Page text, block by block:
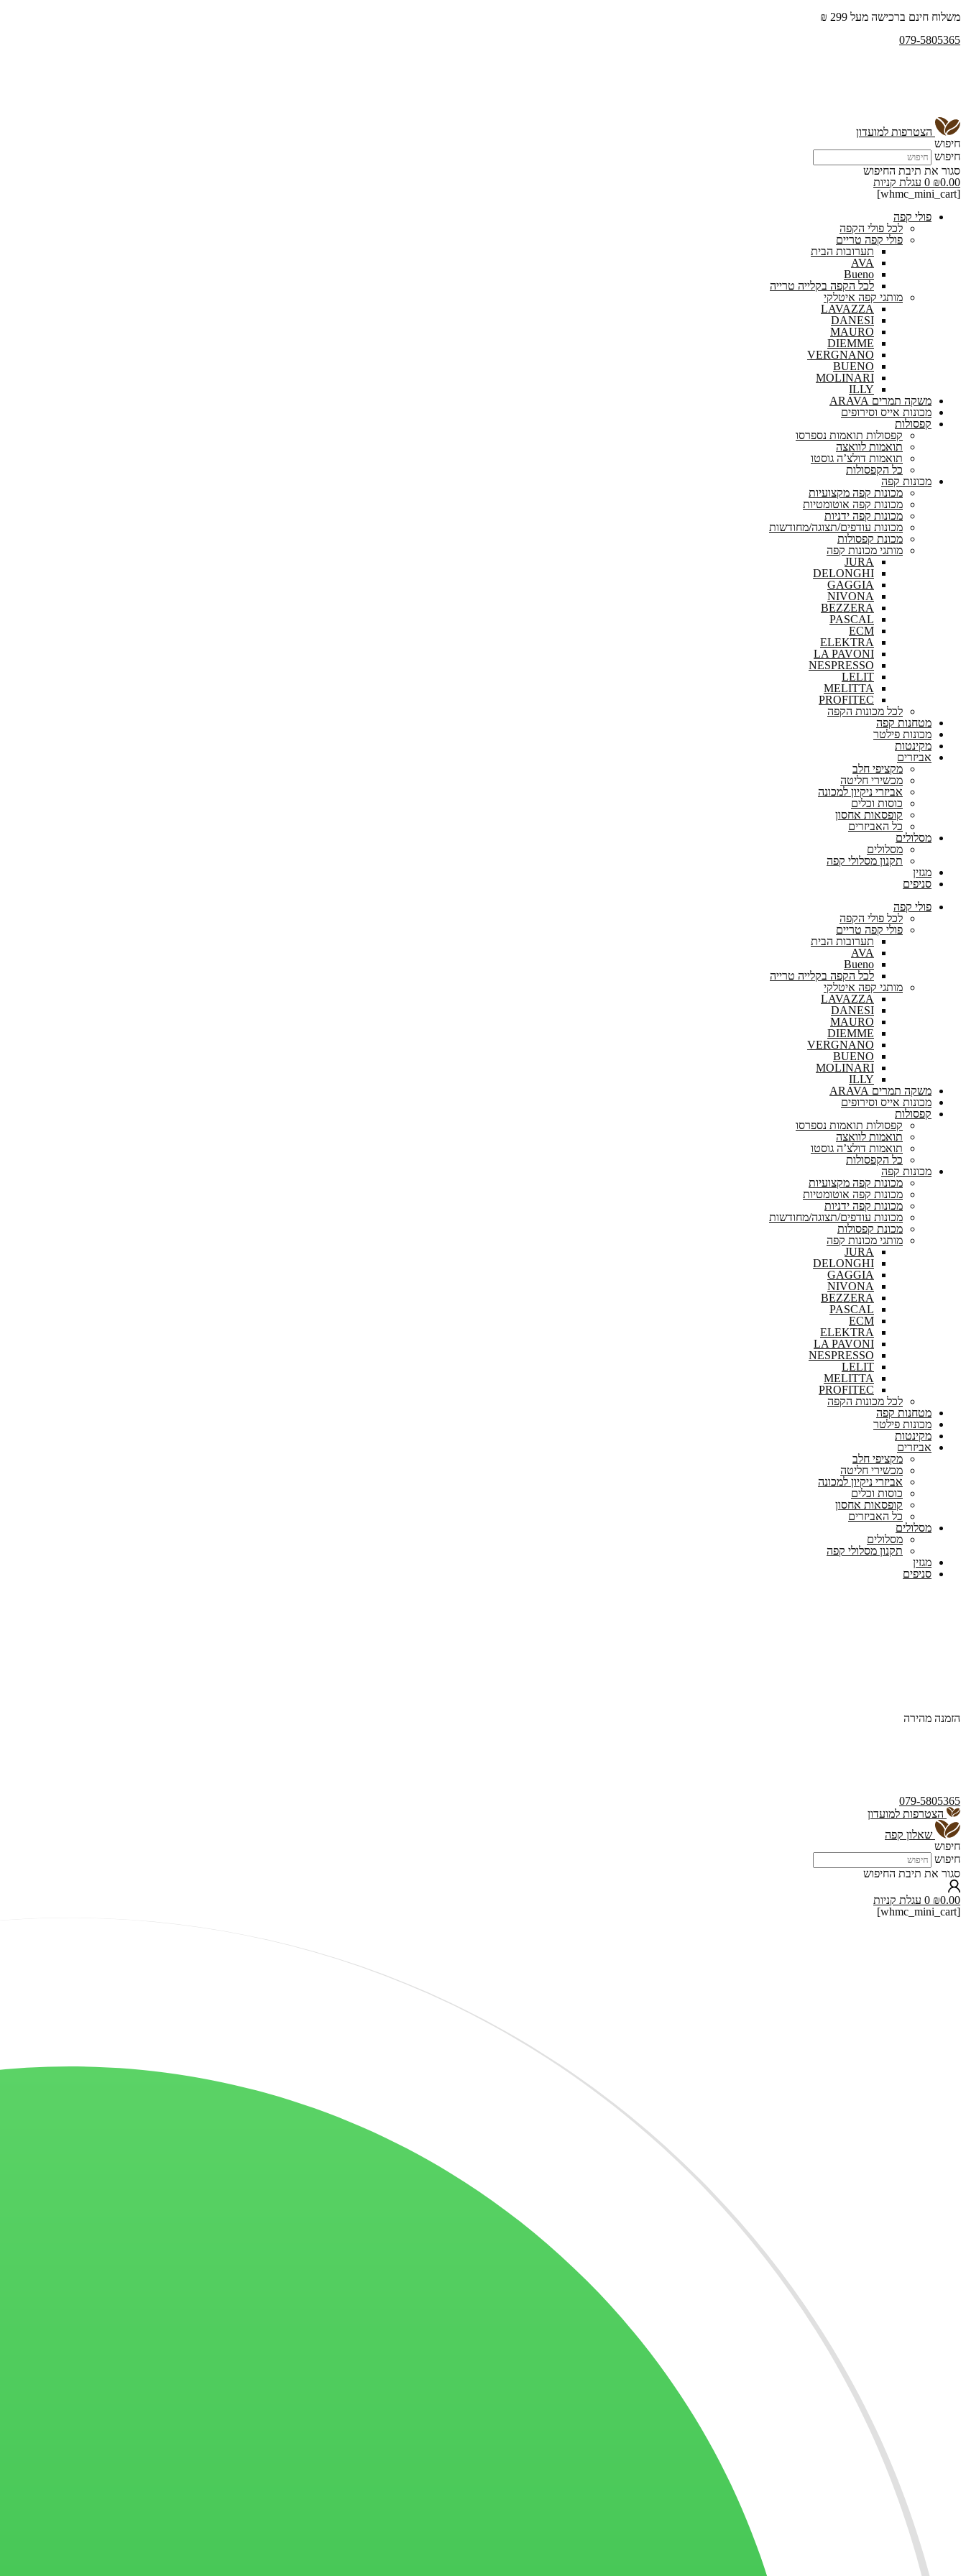
משלוח חינם ברכישה מעל 299 ₪
079-5805365
הצטרפות למועדון
חיפוש
חיפוש
סגור את תיבת החיפוש
₪0.00
0 עגלת קניות
[whmc_mini_cart]
פולי קפה
לכל פולי הקפה
פולי קפה טריים
תערובות הבית
AVA
Bueno
לכל הקפה בקלייה טרייה
מותגי קפה איטלקי
LAVAZZA
DANESI
MAURO
DIEMME
VERGNANO
BUENO
MOLINARI
ILLY
משקה תמרים ARAVA
מכונות אייס וסירופים
קפסולות
קפסולות תואמות נספרסו
תואמות לוואצה
תואמות דולצ’ה גוסטו
כל הקפסולות
מכונות קפה
מכונות קפה מקצועיות
מכונות קפה אוטומטיות
מכונות קפה ידניות
מכונות עודפים/תצוגה/מחודשות
מכונת קפסולות
מותגי מכונות קפה
JURA
DELONGHI
GAGGIA
NIVONA
BEZZERA
PASCAL
ECM
ELEKTRA
LA PAVONI
NESPRESSO
LELIT
MELITTA
PROFITEC
לכל מכונות הקפה
מטחנות קפה
מכונות פילטר
מקינטות
אביזרים
מקציפי חלב
מכשירי חליטה
אביזרי ניקיון למכונה
כוסות וכלים
קופסאות אחסון
כל האביזרים
מסלולים
מסלולים
תקנון מסלולי קפה
מגזין
סניפים
פולי קפה
לכל פולי הקפה
פולי קפה טריים
תערובות הבית
AVA
Bueno
לכל הקפה בקלייה טרייה
מותגי קפה איטלקי
LAVAZZA
DANESI
MAURO
DIEMME
VERGNANO
BUENO
MOLINARI
ILLY
משקה תמרים ARAVA
מכונות אייס וסירופים
קפסולות
קפסולות תואמות נספרסו
תואמות לוואצה
תואמות דולצ’ה גוסטו
כל הקפסולות
מכונות קפה
מכונות קפה מקצועיות
מכונות קפה אוטומטיות
מכונות קפה ידניות
מכונות עודפים/תצוגה/מחודשות
מכונת קפסולות
מותגי מכונות קפה
JURA
DELONGHI
GAGGIA
NIVONA
BEZZERA
PASCAL
ECM
ELEKTRA
LA PAVONI
NESPRESSO
LELIT
MELITTA
PROFITEC
לכל מכונות הקפה
מטחנות קפה
מכונות פילטר
מקינטות
אביזרים
מקציפי חלב
מכשירי חליטה
אביזרי ניקיון למכונה
כוסות וכלים
קופסאות אחסון
כל האביזרים
מסלולים
מסלולים
תקנון מסלולי קפה
מגזין
סניפים
הזמנה מהירה
079-5805365
הצטרפות למועדון
שאלון קפה
חיפוש
חיפוש
סגור את תיבת החיפוש
₪0.00
0 עגלת קניות
[whmc_mini_cart]